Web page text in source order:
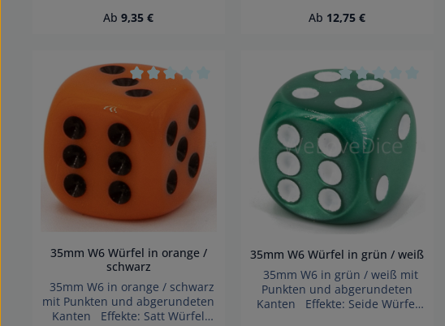
Wegen verschluckbarer
Erstickungsgefahr!
Regulärer Preis:
Ab9,35 €
Kleinteile nicht für Kinder unter
Regulärer Preis:
Ab 12,75 €
Durchschnittliche Bewertung von 0 von 5 Sternen
35mm W6 Würfel in orange /
schwarz
35mm W6 in orange / schwarz
mit Punkten und abgerundeten
Kanten Effekte: Satt Würfel
35mm W6 Würfel in grün / weiß
35mm W6 in grün / weiß mit
Punkten und abgerundeten
Kanten Effekte: Seide Würfel